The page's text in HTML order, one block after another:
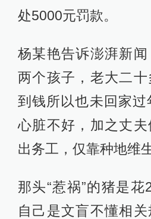
处5000元罚款。
杨某艳告诉澎湃新
两个孩子，老大二
到钱所以也未回家
心脏不好，加之丈
出务工，仅靠种地维生
那头“惹祸”的猪是花
自己是文盲不懂相